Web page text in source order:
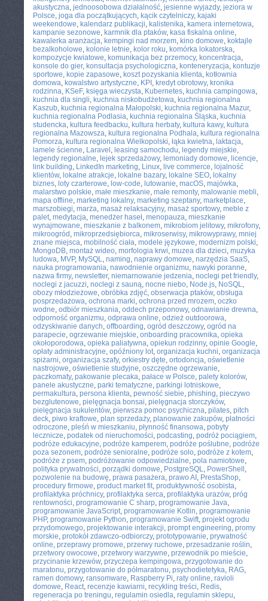
akustyczna, jednoosobowa działalność, jesienne wyjazdy, jeziora w
Polsce, joga dla początkujących, kącik czytelniczy, kajaki
weekendowe, kalendarz publikacji, kalistenika, kamera internetowa,
kampanie sezonowe, karmnik dla ptaków, kasa fiskalna online,
kawalerka aranżacja, kempingi nad morzem, kino domowe, koktajle
bezalkoholowe, kolonie letnie, kolor roku, komórka lokatorska,
kompozycje kwiatowe, komunikacja bez przemocy, koncentracja,
konsole do gier, konsultacja psychologiczna, konteneryzacja, kontuzje
sportowe, kopie zapasowe, koszt pozyskania klienta, kotłownia
domowa, kowalstwo artystyczne, KPI , kredyt obrotowy, kronika
rodzinna, KSeF, księga wieczysta, Kubernetes, kuchnia campingowa,
kuchnia dla singli, kuchnia niskobudżetowa, kuchnia regionalna
Kaszub, kuchnia regionalna Małopolski, kuchnia regionalna Mazur,
kuchnia regionalna Podlasia, kuchnia regionalna Śląska, kuchnia
studencka, kultura feedbacku, kultura herbaty, kultura kawy, kultura
regionalna Mazowsza, kultura regionalna Podhala, kultura regionalna
Pomorza, kultura regionalna Wielkopolski, łąka kwietna, laktacja,
lamele ścienne, Laravel , leasing samochodu, legendy miejskie,
legendy regionalne, lejek sprzedażowy, lemoniady domowe, licencje,
link building, LinkedIn marketing, Linux, live commerce, lojalność
klientów, lokalne atrakcje, lokalne bazary, lokalne SEO, lokalny
biznes, loty czarterowe, low-code, lutowanie, macOS, majówka,
malarstwo polskie, małe mieszkanie, małe remonty, malowanie mebli,
mapa offline, marketing lokalny, marketing szeptany, marketplace,
marszobiegi, marża, masaż relaksacyjny, masaż sportowy, meble z
palet, medytacja, menedżer haseł, menopauza, mieszkanie
wynajmowane, mieszkanie z balkonem, mikrobiom jelitowy, mikrofony,
mikroogród , mikroprzedsiębiorca, mikroserwisy, mikrowyprawy, mniej
znane miejsca, mobilność ciała, modele językowe, modernizm polski,
MongoDB, montaż wideo, morfologia krwi, muzea dla dzieci, muzyka
ludowa, MVP, MySQL, naming, naprawy domowe, narzędzia SaaS,
nauka programowania, nawodnienie organizmu, nawyki poranne,
nazwa firmy, newsletter, niemarnowanie jedzenia, noclegi pet friendly,
noclegi z jacuzzi, noclegi z sauną, nocne niebo, Node.js, NoSQL,
obozy młodzieżowe, obróbka zdjęć, obserwacja ptaków, obsługa
posprzedażowa, ochrona marki, ochrona przed mrozem, oczko
wodne, odbiór mieszkania, oddech przeponowy, odnawianie drewna,
odporność organizmu, odprawa online, odzież outdoorowa,
odzyskiwanie danych, offboarding, ogród deszczowy, ogród na
parapecie, ogrzewanie miejskie, onboarding pracownika, opieka
okołoporodowa, opieka paliatywna, opiekun rodzinny, opinie Google,
opłaty administracyjne, opóźniony lot, organizacja kuchni, organizacja
spiżarni, organizacja szafy, orkiestry dęte, ortodoncja, oświetlenie
nastrojowe, oświetlenie studyjne, oszczędne ogrzewanie,
paczkomaty, pakowanie plecaka, pałace w Polsce, palety kolorów,
panele akustyczne, parki tematyczne, parkingi lotniskowe,
permakultura, persona klienta, pewność siebie, phishing, pieczywo
bezglutenowe, pielęgnacja bonsai, pielęgnacja storczyków,
pielęgnacja sukulentów, pierwsza pomoc psychiczna, pilates, pitch
deck, piwo kraftowe, plan sprzedaży, planowanie zakupów, płatności
odroczone, pleśń w mieszkaniu, płynność finansowa, pobyty
lecznicze, podatek od nieruchomości, podcasting, podróż pociągiem,
podróże edukacyjne, podróże kamperem, podróże poślubne, podróże
poza sezonem, podróże senioralne, podróże solo, podróże z kotem,
podróże z psem, podróżowanie odpowiedzialne, pola namiotowe,
polityka prywatności, porządki domowe, PostgreSQL, PowerShell ,
pozwolenie na budowę, prawa pasażera, prawo AI , PrestaShop,
procedury firmowe, product market fit, produktywność osobista,
profilaktyka próchnicy, profilaktyka serca, profilaktyka urazów, próg
rentowności, programowanie C sharp, programowanie Java,
programowanie JavaScript, programowanie Kotlin, programowanie
PHP, programowanie Python, programowanie Swift, projekt ogrodu
przydomowego, projektowanie interakcji, prompt engineering, promy
morskie, protokół zdawczo-odbiorczy, prototypowanie, prywatność
online, przeprawy promowe, przerwy ruchowe, przesadzanie roślin,
przetwory owocowe, przetwory warzywne, przewodnik po mieście,
przycinanie krzewów, przyczepa kempingowa, przygotowanie do
maratonu, przygotowanie do półmaratonu, psychodietetyka, RAG,
ramen domowy, ransomware, Raspberry Pi, raty online, ravioli
domowe, React, recenzje kawiarni, recykling treści, Redis,
regeneracja po treningu, regulamin osiedla, regulamin sklepu,